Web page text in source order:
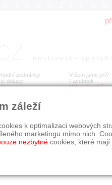
podmínky
dotazy
V čem jsme jiní?
Facebook
Výkup šperků
274 Originální náušnice s
záleží
k optimalizaci webových
marketingu mimo nich.
nezbytné cookies, které mají